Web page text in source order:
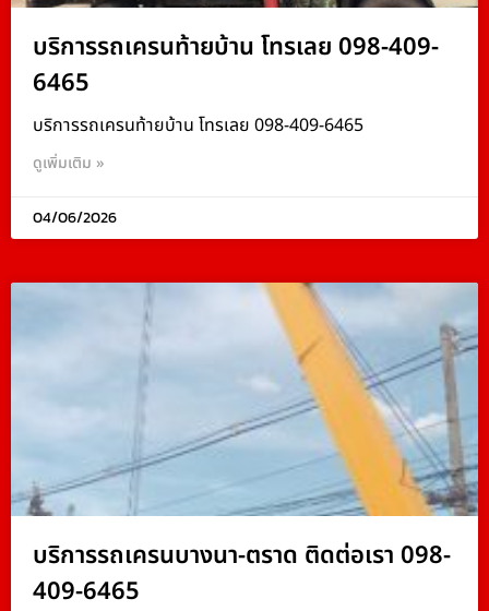
บริการรถเครนท้ายบ้าน โทรเลย 098-409-
6465
บริการรถเครนท้ายบ้าน โทรเลย 098-409-6465
ดูเพิ่มเติม »
04/06/2026
บริการรถเครนบางนา-ตราด ติดต่อเรา 098-
409-6465